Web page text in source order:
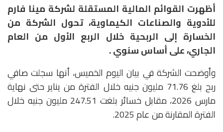
أظهرت القوائم المالية المستقلة لشركة مينا فارم
للأدوية والصناعات الكيماوية، تحول الشركة من
الخسارة إلى الربحية خلال الربع الأول من العام
الجاري، على أساس سنوي .
وأوضحت الشركة في بيان اليوم الخميس، أنها سجلت صافي
ربح بلغ 71.76 مليون جنيه خلال الفترة من يناير حتى نهاية
مارس 2026، مقابل خسائر بلغت 247.51 مليون جنيه خلال
الفترة المقارنة من عام 2025.